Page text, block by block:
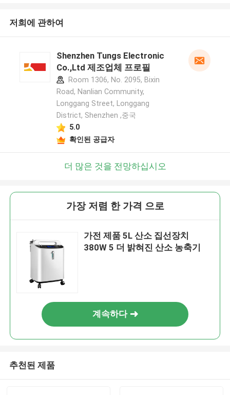
저희에 관하여
Shenzhen Tungs Electronic
Co.,Ltd 제조업체 프로필
Room 1306, No. 2095, Bixin
Road, Nanlian Community,
Longgang Street, Longgang
District, Shenzhen ,중국
5.0
확인된 공급자
더 많은 것을 전망하십시오
가장 저렴 한 가격 으로
가전 제품 5L 산소 집선장치
380W 5 더 밝혀진 산소 농축기
계속하다
추천된 제품